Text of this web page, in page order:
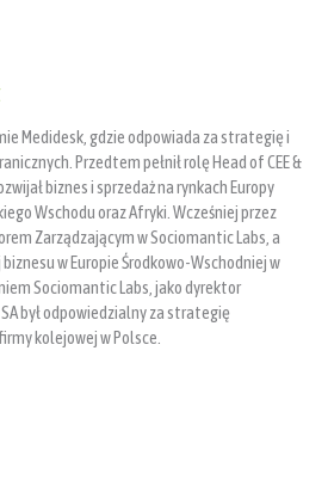
Medidesk, gdzie odpowiada za strategię i
Przedtem pełnił rolę Head of CEE &
biznes i sprzedaż na rynkach Europy
Wschodu oraz Afryki. Wcześniej przez
Zarządzającym w Sociomantic Labs, a
w Europie Środkowo-Wschodniej w
Sociomantic Labs, jako dyrektor
był odpowiedzialny za strategię
kolejowej w Polsce.